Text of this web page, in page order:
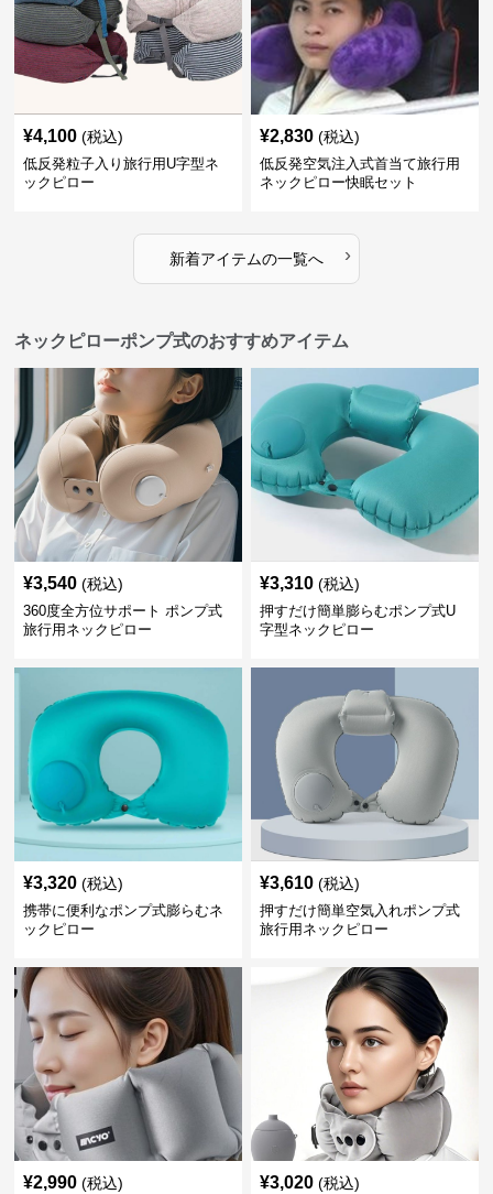
¥4,100 (税込)
低反発粒子入り旅行用U字型ネ
ックピロー
¥2,830 (税込)
低反発空気注入式首当て旅行用
ネックピロー快眠セット
新着アイテムの一覧へ ›
ネックピローポンプ式のおすすめアイテム
¥3,540 (税込)
360度全方位サポート ポンプ式
旅行用ネックピロー
¥3,310 (税込)
押すだけ簡単膨らむポンプ式U
字型ネックピロー
¥3,320 (税込)
携帯に便利なポンプ式膨らむネ
ックピロー
¥3,610 (税込)
押すだけ簡単空気入れポンプ式
旅行用ネックピロー
¥2,990 (税込) ¥3,020 (税込)